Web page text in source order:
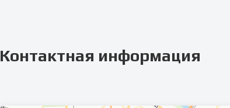
Контактная информация